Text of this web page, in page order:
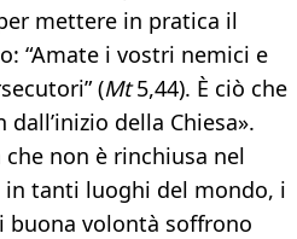
mettere in pratica il
“Amate i vostri nemici e
(Mt5,44). È ciò che
della Chiesa».
non è rinchiusa nel
in tanti luoghi del mondo, i
buona volontà soffrono